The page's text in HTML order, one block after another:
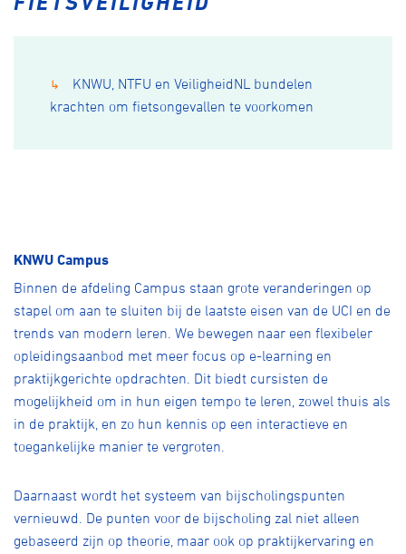
↳
KNWU, NTFU en VeiligheidNL bundelen
krachten om fietsongevallen te voorkomen
KNWU Campus
Binnen de afdeling Campus staan grote veranderingen op
stapel om aan te sluiten bij de laatste eisen van de UCI en de
trends van modern leren. We bewegen naar een flexibeler
opleidingsaanbod met meer focus op e-learning en
praktijkgerichte opdrachten. Dit biedt cursisten de
mogelijkheid om in hun eigen tempo te leren, zowel thuis als
in de praktijk, en zo hun kennis op een interactieve en
toegankelijke manier te vergroten.
Daarnaast wordt het systeem van bijscholingspunten
vernieuwd. De punten voor de bijscholing zal niet alleen
gebaseerd zijn op theorie, maar ook op praktijkervaring en